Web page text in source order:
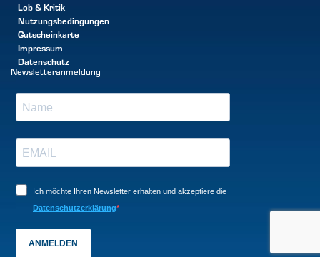
Lob & Kritik
Nutzungsbedingungen
Gutscheinkarte
Impressum
Datenschutz
Newsletteranmeldung
Ich möchte Ihren Newsletter erhalten und akzeptiere die
Datenschutzerklärung
ANMELDEN